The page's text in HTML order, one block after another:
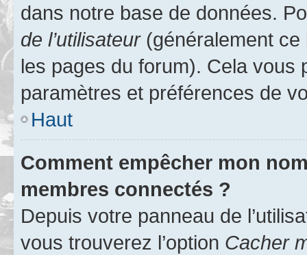
dans notre base de données.
de l’utilisateur(généralement ce
les pages du forum). Cela vous
paramètres et préférences de
Haut
Comment empêcher mon
membres connectés ?
Depuis votre panneau de
vous trouverez l’option Cacher